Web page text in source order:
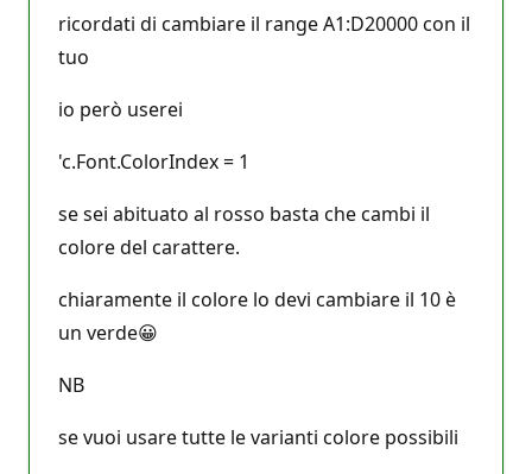
ricordati di cambiare il range A1:D20000 con il
tuo
io però userei
'c.Font.ColorIndex = 1
se sei abituato al rosso basta che cambi il
colore del carattere.
chiaramente il colore lo devi cambiare il 10 è
un verde😀
NB
se vuoi usare tutte le varianti colore possibili